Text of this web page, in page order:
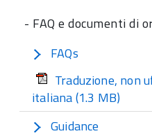
- FAQ e documenti di
FAQs
Traduzione, non
italiana(1.3 MB)
Guidance